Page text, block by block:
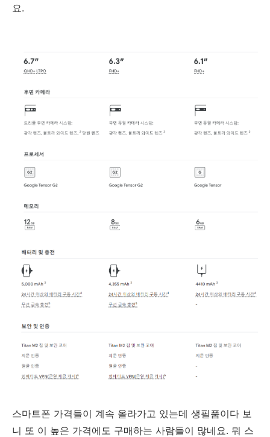
요.
스마트폰 가격들이 계속 올라가고 있는데 생필품이다 보
니 또 이 높은 가격에도 구매하는 사람들이 많네요. 뭐 스